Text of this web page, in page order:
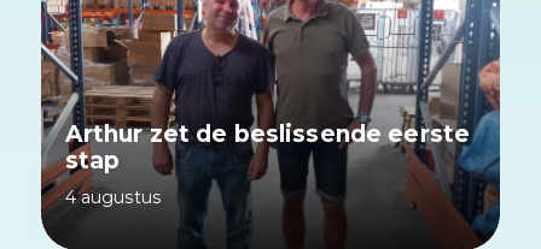
Arthur zet de beslissende eerste
stap
4 augustus